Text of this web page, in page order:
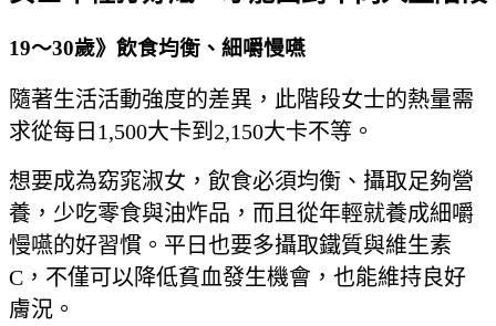
19～30歲》飲食均衡、細嚼慢嚥
隨著生活活動強度的差異，此階段女士的熱量需
求從每日1,500大卡到2,150大卡不等。
想要成為窈窕淑女，飲食必須均衡、攝取足夠營
養，少吃零食與油炸品，而且從年輕就養成細嚼
慢嚥的好習慣。平日也要多攝取鐵質與維生素
C，不僅可以降低貧血發生機會，也能維持良好
膚況。